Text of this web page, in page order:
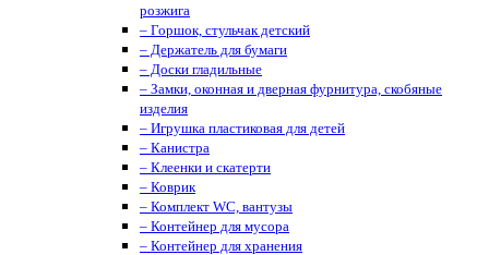
розжига
– Горшок, стульчак детский
– Держатель для бумаги
– Доски гладильные
– Замки, оконная и дверная фурнитура, скобяные
изделия
– Игрушка пластиковая для детей
– Канистра
– Клеенки и скатерти
– Коврик
– Комплект WC, вантузы
– Контейнер для мусора
– Контейнер для хранения